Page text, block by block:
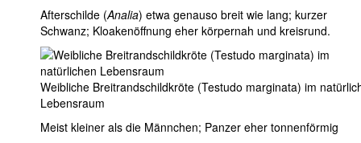
Afterschilde (Analia) etwa genauso breit wie lang; kurzer
Schwanz; Kloakenöffnung eher körpernah und kreisrund.
Weibliche Breitrandschildkröte (Testudo marginata) im
Lebensraum
Meist kleiner als die Männchen; Panzer eher tonnenförmig